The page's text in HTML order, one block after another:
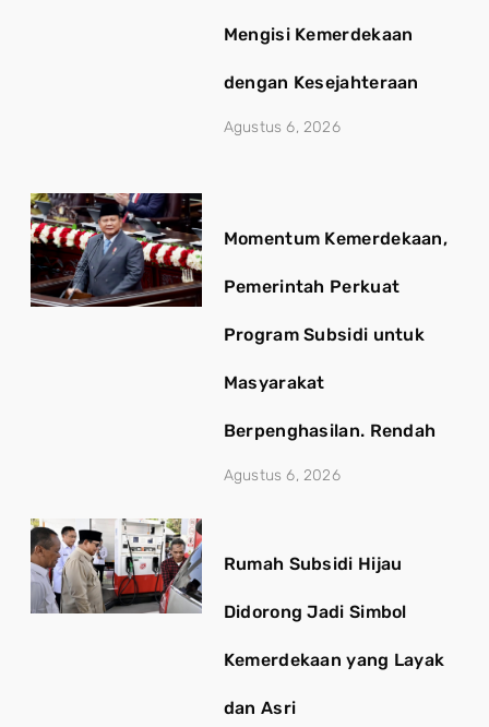
Mengisi Kemerdekaan
dengan Kesejahteraan
Agustus 6, 2026
Momentum Kemerdekaan,
Pemerintah Perkuat
Program Subsidi untuk
Masyarakat
Berpenghasilan. Rendah
Agustus 6, 2026
Rumah Subsidi Hijau
Didorong Jadi Simbol
Kemerdekaan yang Layak
dan Asri